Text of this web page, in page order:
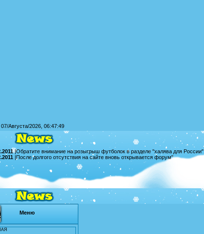
Августа/2026, 06:47:49
|Обратите внимание на розыгрыш футболок в разделе "халява для России"
|После долгого отсутствия на сайте вновь открывается форум"
Меню